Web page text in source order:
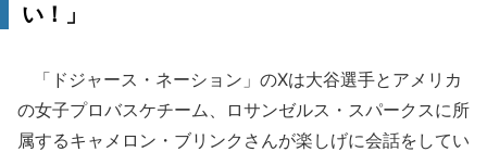
い！」
「ドジャース・ネーション」のXは大谷選手とアメリカ
の女子プロバスケチーム、ロサンゼルス・スパークスに所
属するキャメロン・ブリンクさんが楽しげに会話をしてい